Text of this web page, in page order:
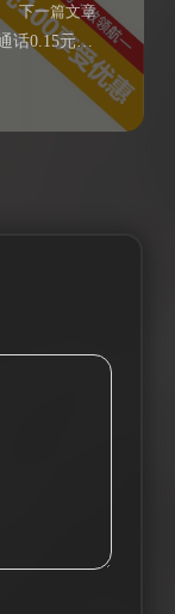
下一篇文章
联通千年卡29元210G通用流量+通话0.15元/分钟